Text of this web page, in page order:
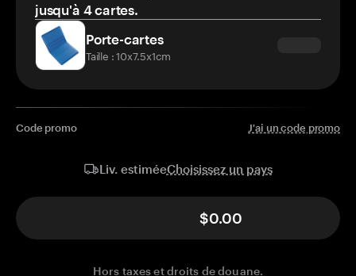
jusqu'à 4 cartes.
Porte-cartes
Taille : 10x7.5x1cm
Code promo J'ai un code promo
Liv. estiméeChoisissez un pays
$0.00
Hors taxes et droits de douane.